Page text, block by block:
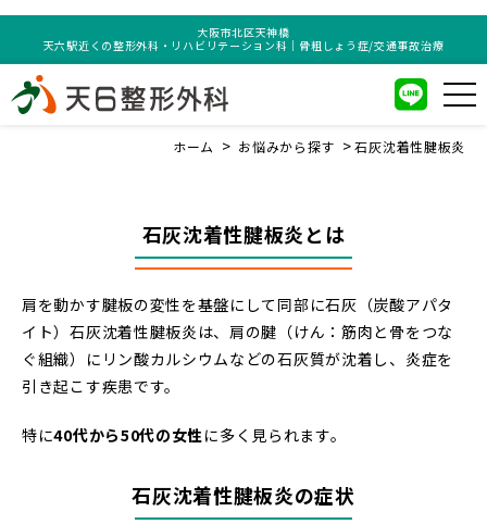
大阪市北区天神橋
天六駅近くの整形外科・リハビリテーション科｜骨粗しょう症/交通事故治療
ホーム お悩みから探す 石灰沈着性腱板炎
石灰沈着性腱板炎とは
肩を動かす腱板の変性を基盤にして同部に石灰（炭酸アパタ
イト）石灰沈着性腱板炎は、肩の腱（けん：筋肉と骨をつな
ぐ組織）にリン酸カルシウムなどの石灰質が沈着し、炎症を
引き起こす疾患です。
特に40代から50代の女性に多く見られます。
石灰沈着性腱板炎の症状